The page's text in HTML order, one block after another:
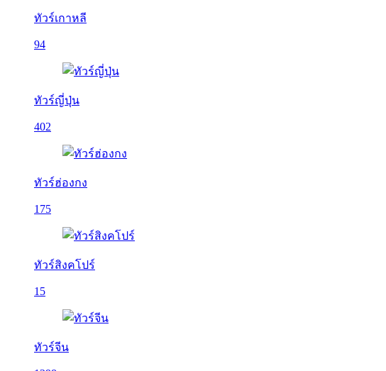
ทัวร์เกาหลี
94
ทัวร์ญี่ปุ่น
402
ทัวร์ฮ่องกง
175
ทัวร์สิงคโปร์
15
ทัวร์จีน